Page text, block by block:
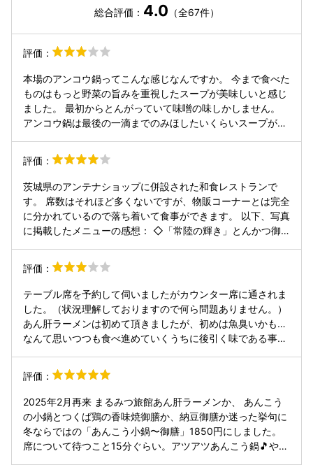
総合評価： 4.0 （全67件）
評価：
本場のアンコウ鍋ってこんな感じなんですか。 今まで食べた
ものはもっと野菜の旨みを重視したスープが美味しいと感じ
ました。 最初からとんがっていて味噌の味しかしません。
アンコウ鍋は最後の一滴までのみほしたいくらいスープが美
評価：
茨城県のアンテナショップに併設された和食レストランで
す。 席数はそれほど多くないですが、物販コーナーとは完全
に分かれているので落ち着いて食事ができます。 以下、写真
に掲載したメニューの感想： ◇「常陸の輝き」とんかつ御
べると美味しいです。ただし、ロースなので脂身が苦手な方
はご注意ください。 ◇常陸秋蕎麦せいろ 喉越しがよく美味
しかったです。特につけ汁が好みだったのですが、地元の名
店のつゆを使っているようです。 ◇まるみつ旅館のあん肝
ラーメン 魚介系のラーメンですが、よく食べる魚介の匂いと
は違うので、好みが分かれるのではないかと思います。 自分
は匂いがキツイなぁと思いつつ、いつの間にか完食していま
評価：
テーブル席を予約して伺いましたがカウンター席に通されま
した。（状況理解しておりますので何ら問題ありません。）
あん肝ラーメンは初めて頂きましたが、初めは魚臭いかも…
なんて思いつつも食べ進めていくうちに後引く味である事に
た。流石、茨城～。 蕎麦は本当～～に普通なので、ここで頂
かなくても良いかな？ 次は納豆系を頂いてみたいです。 茨
城の魅力を感じたので、是非とも現地にも行ってみたいで
す。
評価：
2025年2月再来 まるみつ旅館あん肝ラーメンか、 あんこう
の小鍋とつくば鶏の香味焼御膳か、納豆御膳か迷った挙句に
冬ならではの「あんこう小鍋〜御膳」1850円にしました。
席について待つこと15分ぐらい。アツアツあんこう鍋🎵やっ